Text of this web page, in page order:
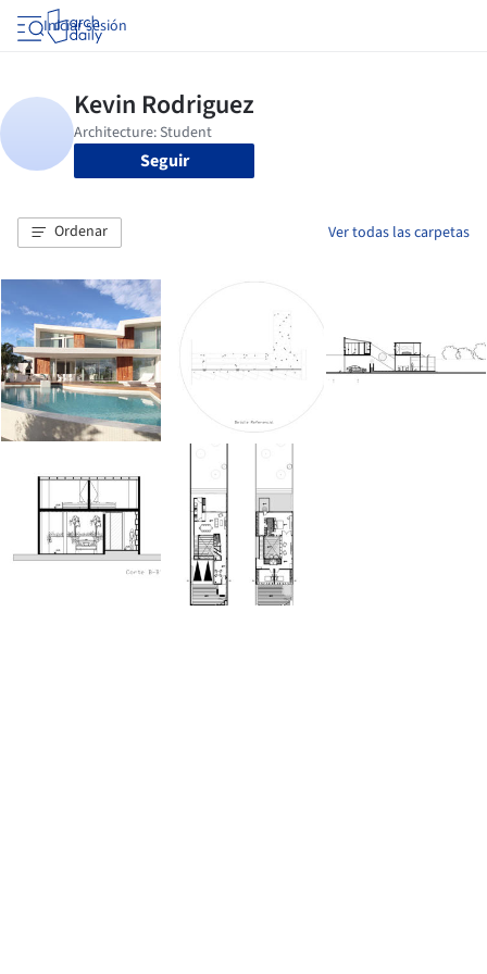
Iniciar sesión
Seguir
Ordenar Ver todas las carpetas